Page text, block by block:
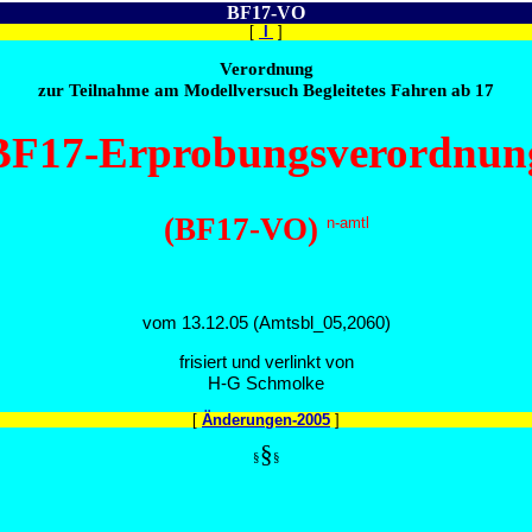
BF17-VO
[ ]
Verordnung
zur Teilnahme am Modellversuch Begleitetes Fahren ab 17
(BF17-VO) n-amtl
vom 13.12.05 (Amtsbl_05,2060)
frisiert und verlinkt von
H-G Schmolke
[ Änderungen-2005 ]
§§ §